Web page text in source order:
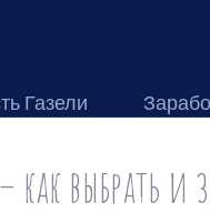
Газели
выбрать и